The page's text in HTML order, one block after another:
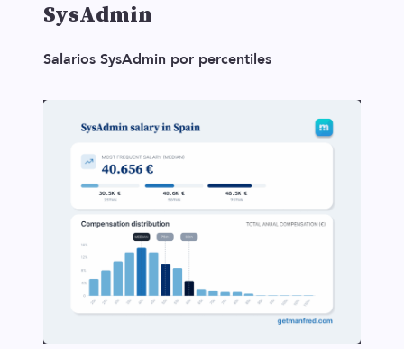
SysAdmin
Salarios SysAdmin por percentiles